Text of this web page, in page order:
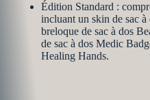
Édition Standard :
incluant un skin de sac
breloque de sac à dos
de sac à dos Medic
Healing Hands.